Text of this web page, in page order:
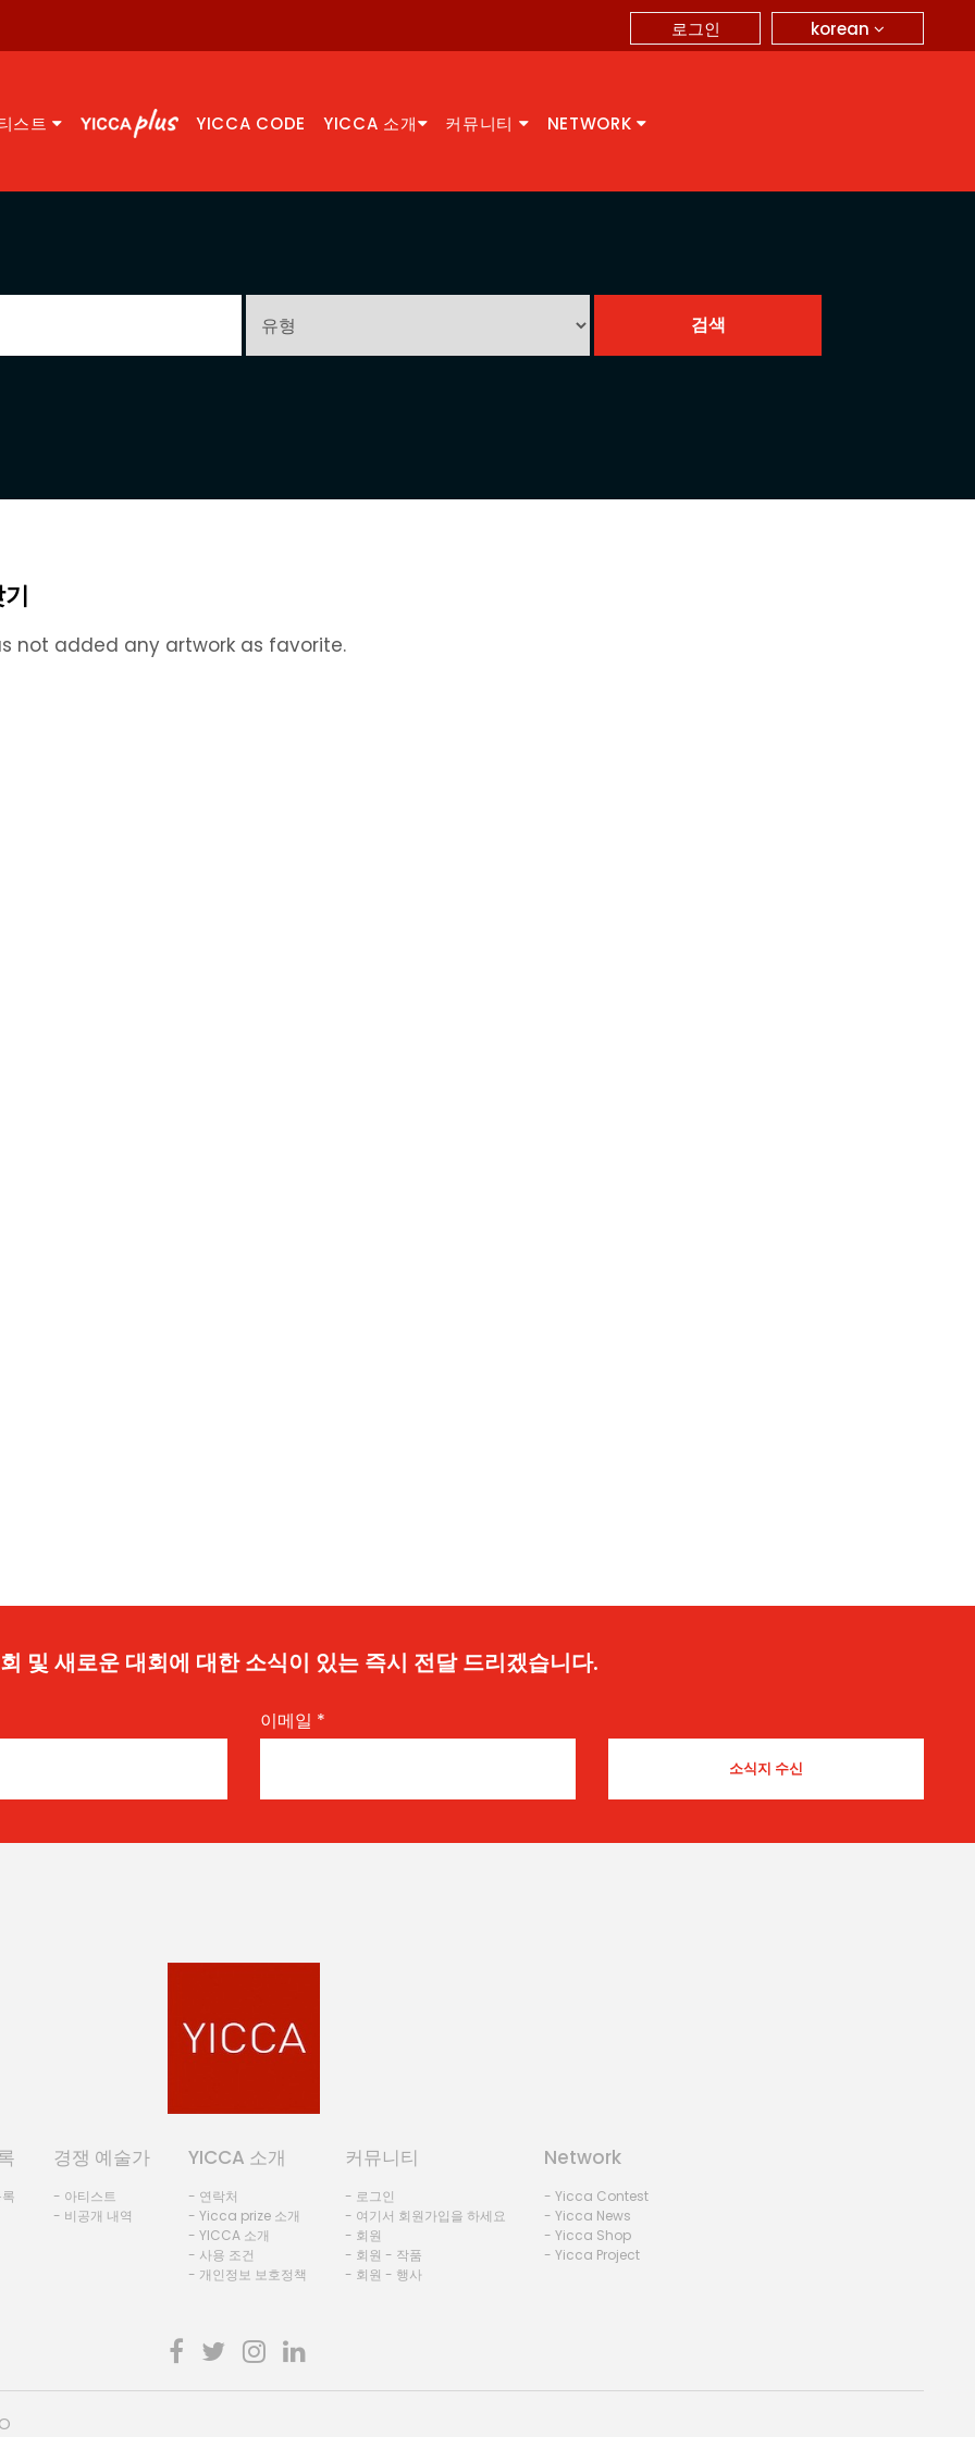
korean
로그인
스트 YICCA CODE YICCA 소개 커뮤니티 NETWORK
not added any artwork as favorite.
및 새로운 대회에 대한 소식이 있는 즉시 전달 드리겠습니다.
이메일 *
경쟁 예술가
- 아티스트
- 비공개 내역
YICCA 소개
- 연락처
- Yicca prize 소개
- YICCA 소개
- 사용 조건
- 개인정보 보호정책
커뮤니티
- 로그인
- 여기서 회원가입을 하세요
- 회원
- 회원 - 작품
- 회원 - 행사
Network
- Yicca Contest
- Yicca News
- Yicca Shop
- Yicca Project